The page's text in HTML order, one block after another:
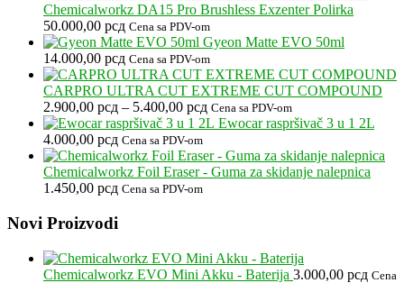
Chemicalworkz DA15 Pro Brushless Exzenter Polirka
50.000,00 рсд Cena sa PDV-om
Gyeon Matte EVO 50ml
14.000,00 рсд Cena sa PDV-om
CARPRO ULTRA CUT EXTREME CUT COMPOUND
2.900,00 рсд – 5.400,00 рсдRaspon
cena:
2.900,00 рсд
do
Cena sa PDV-om
Ewocar raspršivač 3 u 1 2L
4.000,00 рсд Cena sa PDV-om
Chemicalworkz Foil Eraser - Guma za skidanje nalepnica
1.450,00 рсд Cena sa PDV-om
Footer
Novi Proizvodi
Chemicalworkz EVO Mini Akku - Baterija 3.000,00 рсд Cena